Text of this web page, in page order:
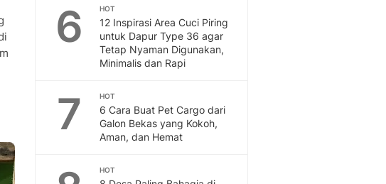
6 HOT
12 Inspirasi Area Cuci Piring
untuk Dapur Type 36 agar
Tetap Nyaman Digunakan,
Minimalis dan Rapi
7 HOT
6 Cara Buat Pet Cargo dari
Galon Bekas yang Kokoh,
Aman, dan Hemat
HOT